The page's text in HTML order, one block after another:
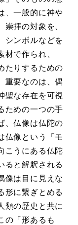
、一般的に神や
拝の対象を、
シンボルなどを
で作られ、
たりするための
重要なのは、偶
聖な存在を可視
ための一つの手
、仏像は仏陀の
仏像という「モ
こうにある仏陀
ると解釈される
像は目に見えな
形に繋ぎとめる
類の歴史と共に
の「形あるも